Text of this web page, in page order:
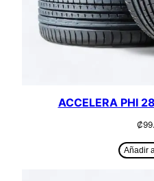
ACCELERA PHI
₡
Añadir